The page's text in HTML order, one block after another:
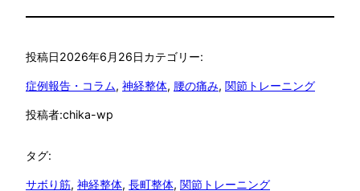
投稿日2026年6月26日カテゴリー:
症例報告・コラム, 神経整体, 腰の痛み, 関節トレーニング
投稿者:chika-wp
タグ:
サボり筋, 神経整体, 長町整体, 関節トレーニング